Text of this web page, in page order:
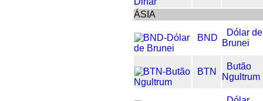
ÁSIA
BND
Dólar de
Brunei
BTN
Butão
Ngultrum